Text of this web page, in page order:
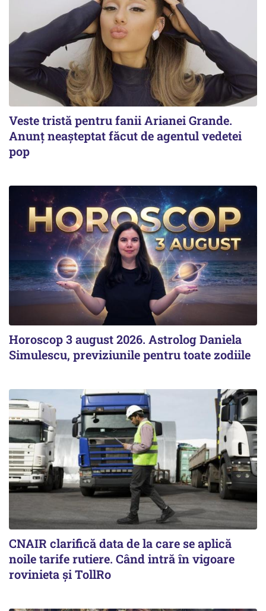
Veste tristă pentru fanii Arianei Grande.
Anunț neașteptat făcut de agentul vedetei
pop
Horoscop 3 august 2026. Astrolog Daniela
Simulescu, previziunile pentru toate zodiile
CNAIR clarifică data de la care se aplică
noile tarife rutiere. Când intră în vigoare
rovinieta și TollRo